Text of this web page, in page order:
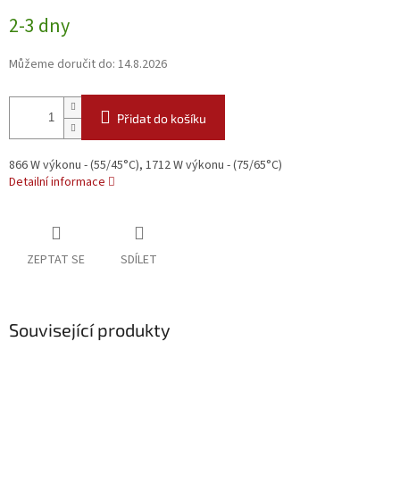
cena:
2-3 dny
Můžeme doručit do: 14.8.2026
Přidat do košíku
866 W výkonu - (55/45°C), 1712 W výkonu - (75/65°C)
Detailní informace
ZEPTAT SE SDÍLET
Související produkty